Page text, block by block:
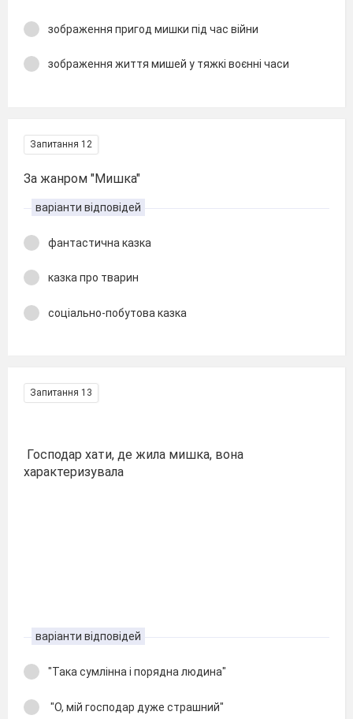
зображення пригод мишки під час війни
зображення життя мишей у тяжкі воєнні часи
Запитання 12
За жанром "Мишка"
варіанти відповідей
фантастична казка
казка про тварин
соціально-побутова казка
Запитання 13
Господар хати, де жила мишка, вона
характеризувала
варіанти відповідей
"Така сумлінна і порядна людина"
"О, мій господар дуже страшний"